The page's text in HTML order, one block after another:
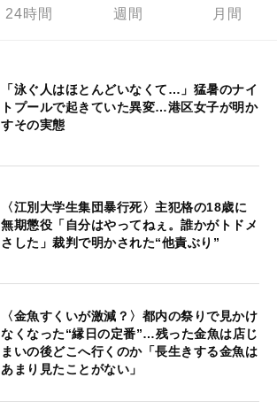
24時間 週間 月間
「泳ぐ人はほとんどいなくて…」猛暑のナイ
トプールで起きていた異変…港区女子が明か
すその実態
〈江別大学生集団暴行死〉主犯格の18歳に
無期懲役「自分はやってねぇ。誰かがトドメ
さした」裁判で明かされた“他責ぶり”
〈金魚すくいが激減？〉都内の祭りで見かけ
なくなった“縁日の定番”…残った金魚は店じ
まいの後どこへ行くのか「長生きする金魚は
あまり見たことがない」